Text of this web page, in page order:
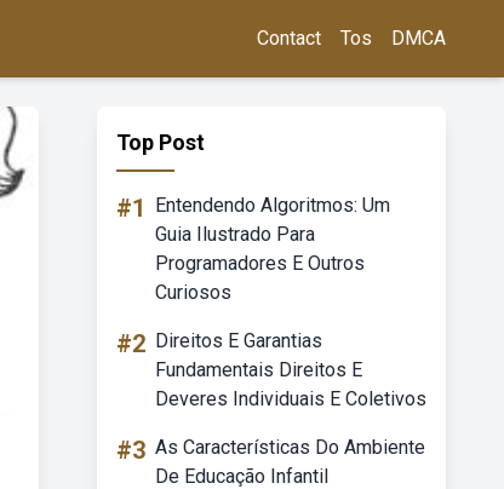
Contact Tos DMCA
Top Post
#1
Entendendo Algoritmos: Um
Guia Ilustrado Para
Programadores E Outros
Curiosos
#2 Direitos E Garantias
Fundamentais Direitos E
Deveres Individuais E Coletivos
#3 As Características Do Ambiente
De Educação Infantil